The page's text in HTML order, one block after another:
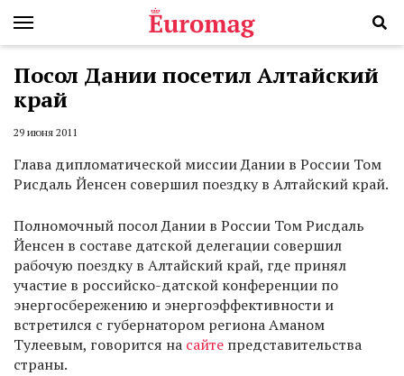
Посол Дании посетил Алтайский
край
29 июня 2011
Глава дипломатической миссии Дании в России Том
Рисдаль Йенсен совершил поездку в Алтайский край.
Полномочный посол Дании в России Том Рисдаль
Йенсен в составе датской делегации совершил
рабочую поездку в Алтайский край, где принял
участие в российско-датской конференции по
энергосбережению и энергоэффективности и
встретился с губернатором региона Аманом
Тулеевым, говорится на сайте представительства
страны.